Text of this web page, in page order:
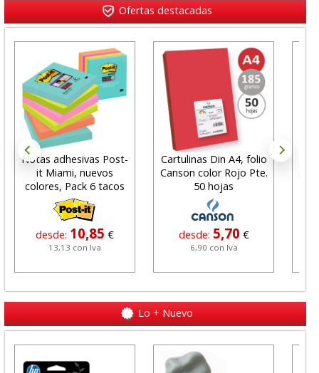
Ofertas destacadas
Notas adhesivas Post-
it Miami, nuevos
colores, Pack 6 tacos
desde: 10,85 €
13,13 con Iva
Cartulinas Din A4, folio
Canson color Rojo Pte.
50 hojas
desde: 5,70 €
6,90 con Iva
Lo + Nuevo